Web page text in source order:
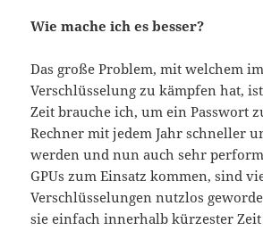
Wie mache ich es besser?
Das große Problem, mit welchem
Verschlüsselung zu kämpfen hat,
Zeit brauche ich, um ein Passwort
Rechner mit jedem Jahr schneller
werden und nun auch sehr
GPUs zum Einsatz kommen, sind
Verschlüsselungen nutzlos
sie einfach innerhalb kürzester